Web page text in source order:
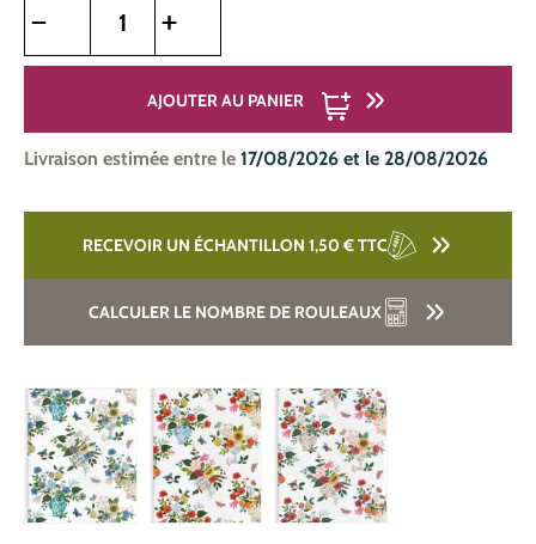
AJOUTER AU PANIER
Livraison estimée entre le 17/08/2026 et le 28/08/2026
RECEVOIR UN ÉCHANTILLON 1,50 €TTC
CALCULER LE NOMBRE DE ROULEAUX